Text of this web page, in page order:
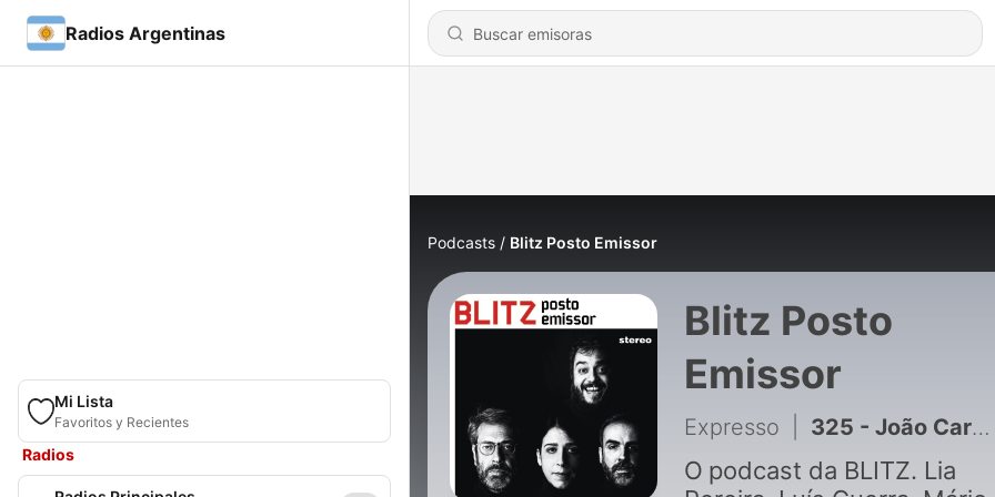
Radios Argentinas
Mi Lista
Favoritos y Recientes
Radios
Podcasts Blitz Posto Emissor
Blitz Posto
Emissor
Expresso 325 - João Carvalho (Vodafone Paredes de Coura): “Já fiz milhares de concertos mas nunca chorei como em Rod Stewart. Lembrei-me da minha avó”
O podcast da BLITZ. Lia